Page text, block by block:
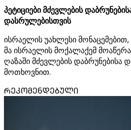
პეტიციები მძევლების
დასრულებისთვის
ისრაელის უახლესი
მა ისრაელის მოქალაქემ
ღაზაში მძევლების დაბრუნებისა
მოთხოვნით.
ᲠᲔᲙᲝᲛᲔᲜᲓᲔᲑᲣᲚᲘ